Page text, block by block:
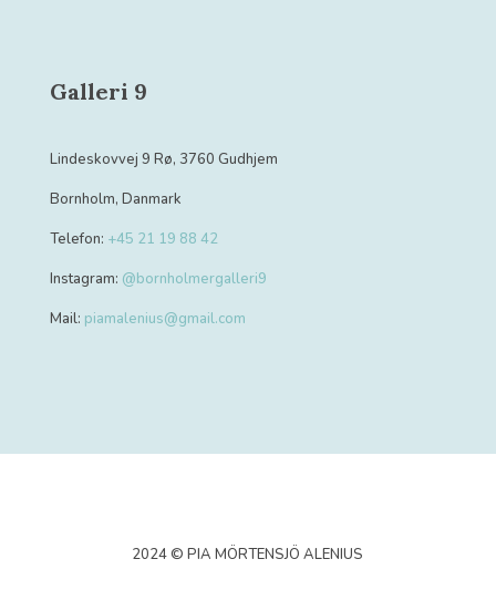
Galleri 9
Lindeskovvej 9 Rø, 3760 Gudhjem
Bornholm, Danmark
Telefon: +45 21 19 88 42
Instagram: @bornholmergalleri9
Mail: piamalenius@gmail.com
2024 © PIA MÖRTENSJÖ ALENIUS